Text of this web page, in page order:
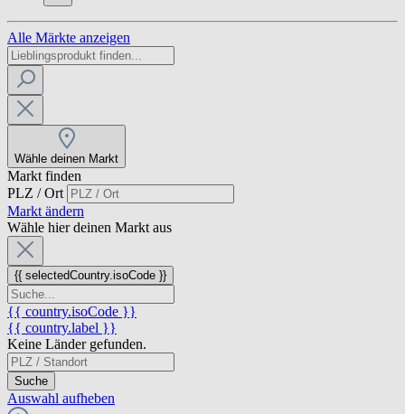
Alle Märkte anzeigen
Wähle deinen Markt
Markt finden
PLZ / Ort
Markt ändern
Wähle hier deinen Markt aus
{{ selectedCountry.isoCode }}
{{ country.isoCode }}
{{ country.label }}
Keine Länder gefunden.
Suche
Auswahl aufheben